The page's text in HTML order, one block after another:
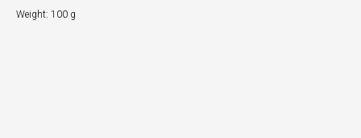
Weight: 100 g